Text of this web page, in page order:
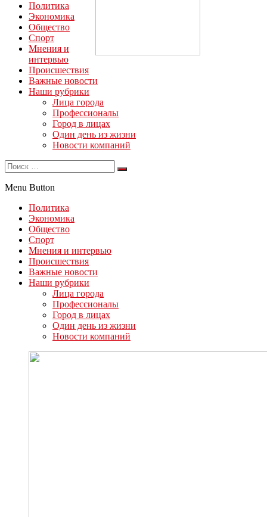
Политика
Экономика
Общество
Спорт
Мнения и
интервью
Происшествия
Важные новости
Наши рубрики
Лица города
Профессионалы
Город в лицах
Один день из жизни
Новости компаний
Menu Button
Политика
Экономика
Общество
Спорт
Мнения и интервью
Происшествия
Важные новости
Наши рубрики
Лица города
Профессионалы
Город в лицах
Один день из жизни
Новости компаний